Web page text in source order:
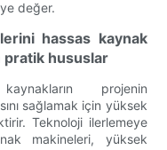
değer.
hassas kaynak
hususlar
projenin
sağlamak için yüksek
Teknoloji ilerlemeye
makineleri, yüksek